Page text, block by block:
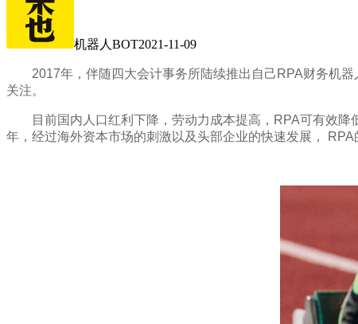
机器人BOT2021-11-09
2017年，伴随四大会计事务所陆续推出自己RPA财务机
关注。
目前国内人口红利下降，劳动力成本提高，RPA可有效
年，经过海外资本市场的刺激以及头部企业的快速发展，